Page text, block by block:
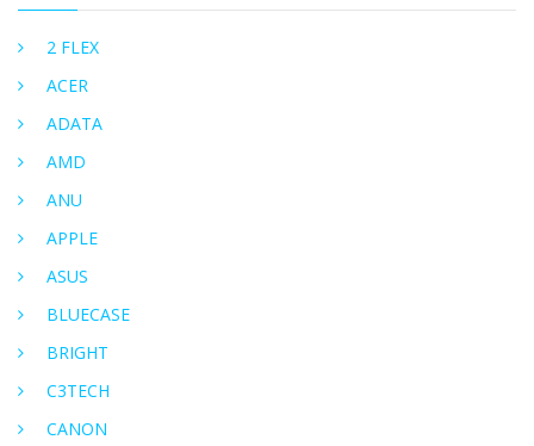
2 FLEX
ACER
ADATA
AMD
ANU
APPLE
ASUS
BLUECASE
BRIGHT
C3TECH
CANON